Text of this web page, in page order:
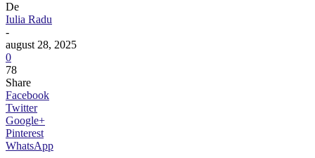
De
Iulia Radu
-
august 28, 2025
0
78
Share
Facebook
Twitter
Google+
Pinterest
WhatsApp